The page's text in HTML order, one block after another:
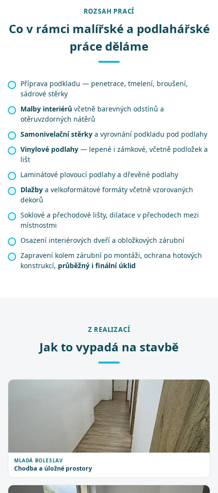
ROZSAH PRACÍ
Co v rámci malířské a podlahářské
práce děláme
Příprava podkladu — penetrace, tmelení, broušení,
sádrové stěrky
Malby interiérů včetně barevných odstínů a
otěruvzdorných nátěrů
Samonivelační stěrky a vyrovnání podkladu pod podlahy
Vinylové podlahy — lepené i zámkové, včetně podložek a
lišt
Laminátové plovoucí podlahy a dřevěné podlahy
Dlažby a velkoformátové formáty včetně vzorovaných
dekorů
Soklové a přechodové lišty, dilatace v přechodech mezi
místnostmi
Osazení interiérových dveří a obložkových zárubní
Zapravení kolem zárubní po montáži, ochrana hotových
konstrukcí, průběžný i finální úklid
Z REALIZACÍ
Jak to vypadá na stavbě
MLADÁ BOLESLAV
Chodba a úložné prostory